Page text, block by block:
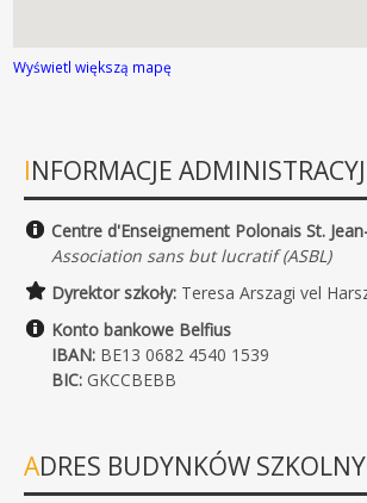
Wyświetl większą mapę
INFORMACJE
Centre d'Enseignement Polonais St.
Association sans but lucratif (ASBL)
Dyrektor szkoły: Teresa Arszagi vel
Konto bankowe Belfius
IBAN: BE13 0682 4540 1539
BIC: GKCCBEBB
ADRES BUDYNKÓW